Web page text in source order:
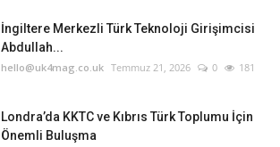
İngiltere Merkezli Türk Teknoloji Girişimcisi
Abdullah...
hello@uk4mag.co.uk Temmuz 21, 2026 0 181
Londra’da KKTC ve Kıbrıs Türk Toplumu İçin
Önemli Buluşma